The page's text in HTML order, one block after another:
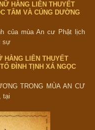
HẰNG LIÊN THUYẾT
TÂM VÀ CÚNG DƯỜNG
của mùa An cư Phật lịch
sự
HẰNG LIÊN THUYẾT
ĐÌNH TỊNH XÁ NGỌC
TRONG MÙA AN CƯ
tại